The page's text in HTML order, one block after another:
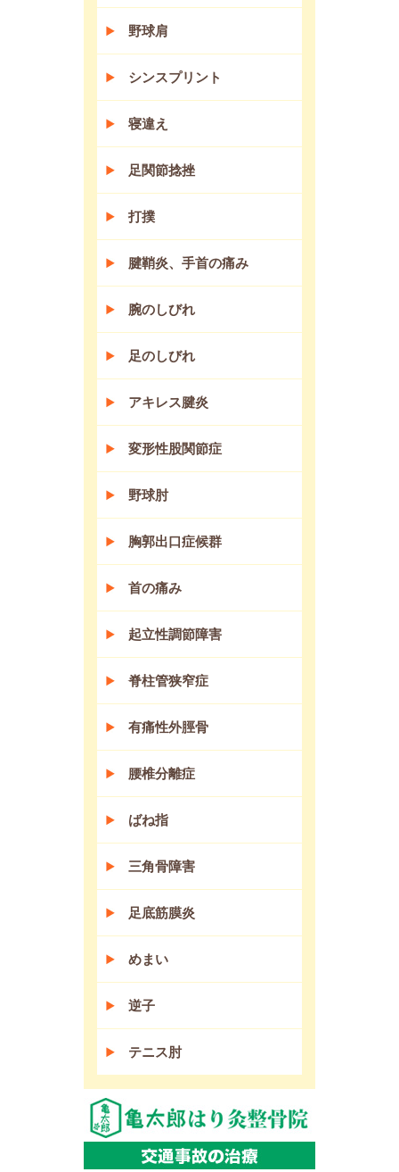
野球肩
シンスプリント
寝違え
足関節捻挫
打撲
腱鞘炎、手首の痛み
腕のしびれ
足のしびれ
アキレス腱炎
変形性股関節症
野球肘
胸郭出口症候群
首の痛み
起立性調節障害
脊柱管狭窄症
有痛性外脛骨
腰椎分離症
ばね指
三角骨障害
足底筋膜炎
めまい
逆子
テニス肘